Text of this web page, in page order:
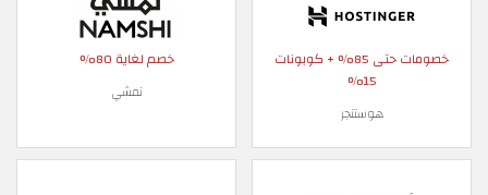
خصومات حتى 85% + كوبونات
15%
هوستنجر
خصم لغاية 80%
نمشي